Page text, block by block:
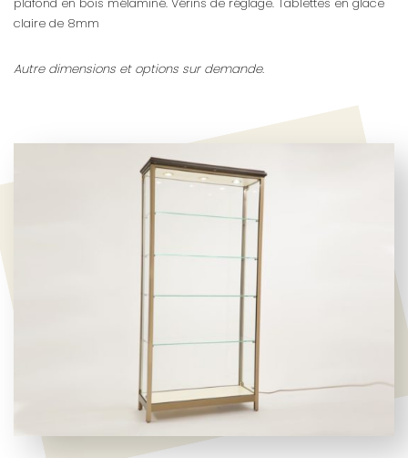
claire de 8mm
Autre dimensions et options sur demande.